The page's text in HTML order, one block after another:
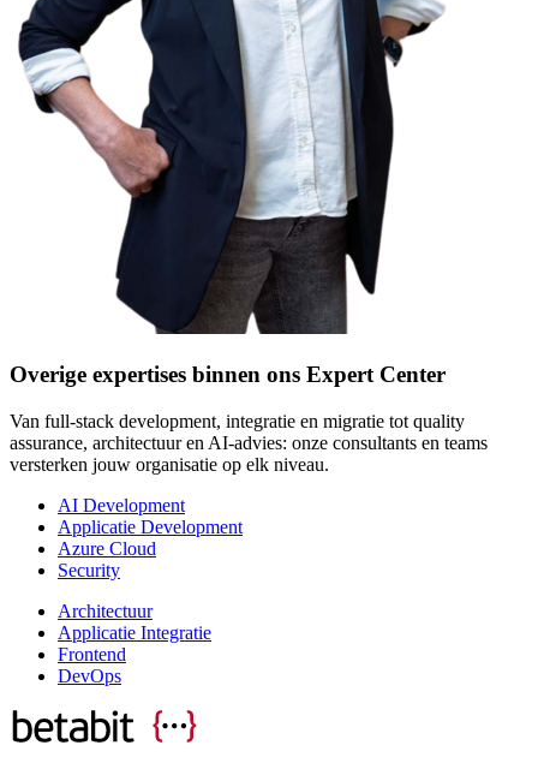
Overige expertises binnen ons Expert Center
Van full-stack development, integratie en migratie tot quality
assurance, architectuur en AI-advies: onze consultants en teams
versterken jouw organisatie op elk niveau.
AI Development
Applicatie Development
Azure Cloud
Security
Architectuur
Applicatie Integratie
Frontend
DevOps